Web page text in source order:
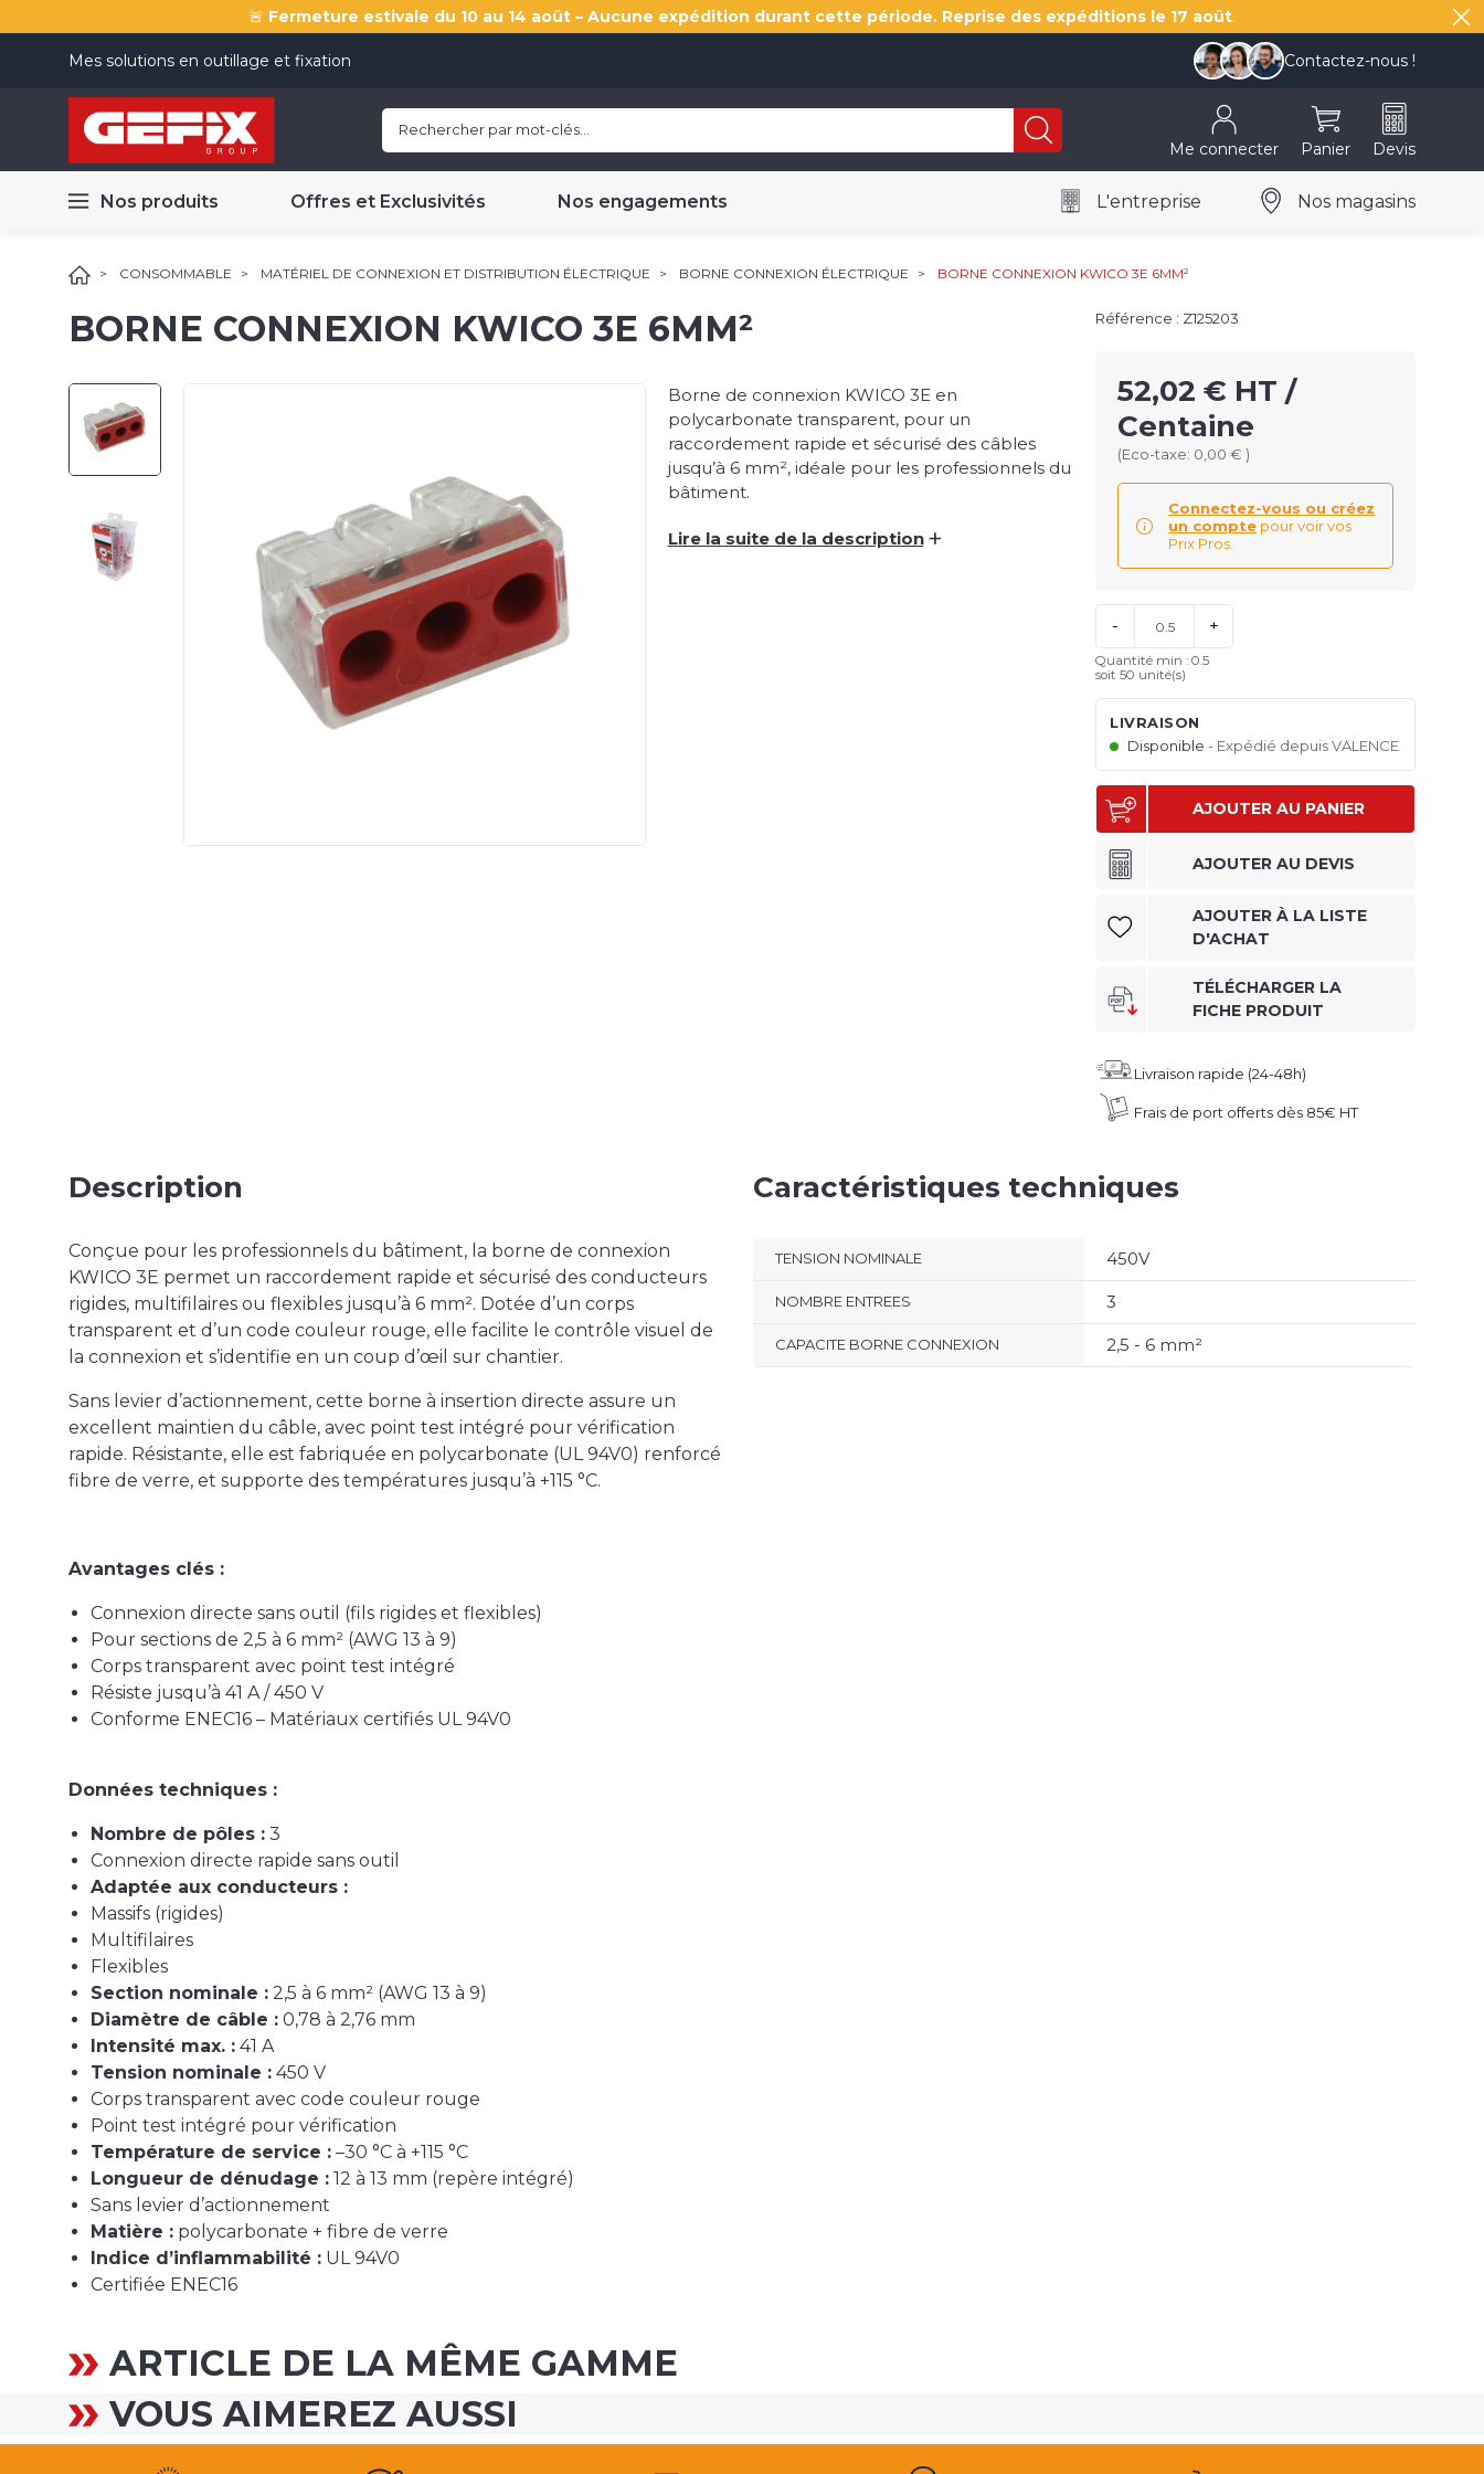
🚨 Fermeture estivale du 10 au 14 août – Aucune expédition durant cette période. Reprise des expéditions le 17 août.
Mes solutions en outillage et fixation Contactez-nous !
Me connecter Panier Devis
Nos produits Offres et Exclusivités Nos engagements L'entreprise Nos magasins
CONSOMMABLE MATÉRIEL DE CONNEXION ET DISTRIBUTION ÉLECTRIQUE BORNE CONNEXION ÉLECTRIQUE BORNE CONNEXION KWICO 3E 6MM²
BORNE CONNEXION KWICO 3E 6MM²
Borne de connexion KWICO 3E en
polycarbonate transparent, pour un
raccordement rapide et sécurisé des câbles
jusqu’à 6 mm², idéale pour les professionnels du
bâtiment.
Lire la suite de la description +
Référence : Z125203
52,02 € HT /
Centaine
(Eco-taxe: 0,00 € )
Connectez-vous ou créez
un compte pour voir vos
Prix Pros.
- +
Quantité min : 0.5
soit 50 unité(s)
LIVRAISON
Disponible
Expédié depuis VALENCE
AJOUTER AU PANIER
AJOUTER AU DEVIS
AJOUTER À LA LISTE
D'ACHAT
TÉLÉCHARGER LA
FICHE PRODUIT
Livraison rapide (24-48h)
Frais de port offerts dès 85€ HT
Description
Conçue pour les professionnels du bâtiment, la borne de connexion
KWICO 3E permet un raccordement rapide et sécurisé des conducteurs
rigides, multifilaires ou flexibles jusqu’à 6 mm². Dotée d’un corps
transparent et d’un code couleur rouge, elle facilite le contrôle visuel de
la connexion et s’identifie en un coup d’œil sur chantier.
Sans levier d’actionnement, cette borne à insertion directe assure un
excellent maintien du câble, avec point test intégré pour vérification
rapide. Résistante, elle est fabriquée en polycarbonate (UL 94V0) renforcé
fibre de verre, et supporte des températures jusqu’à +115 °C.
Avantages clés :
Connexion directe sans outil (fils rigides et flexibles)
Pour sections de 2,5 à 6 mm² (AWG 13 à 9)
Corps transparent avec point test intégré
Résiste jusqu’à 41 A / 450 V
Conforme ENEC16 – Matériaux certifiés UL 94V0
Données techniques :
Nombre de pôles : 3
Connexion directe rapide sans outil
Adaptée aux conducteurs :
Massifs (rigides)
Multifilaires
Flexibles
Section nominale : 2,5 à 6 mm² (AWG 13 à 9)
Diamètre de câble : 0,78 à 2,76 mm
Intensité max. : 41 A
Tension nominale : 450 V
Corps transparent avec code couleur rouge
Point test intégré pour vérification
Température de service : –30 °C à +115 °C
Longueur de dénudage : 12 à 13 mm (repère intégré)
Sans levier d’actionnement
Matière : polycarbonate + fibre de verre
Indice d’inflammabilité : UL 94V0
Certifiée ENEC16
Caractéristiques techniques
TENSION NOMINALE 450V
NOMBRE ENTREES 3
CAPACITE BORNE CONNEXION 2,5 - 6 mm²
ARTICLE DE LA MÊME GAMME
VOUS AIMEREZ AUSSI